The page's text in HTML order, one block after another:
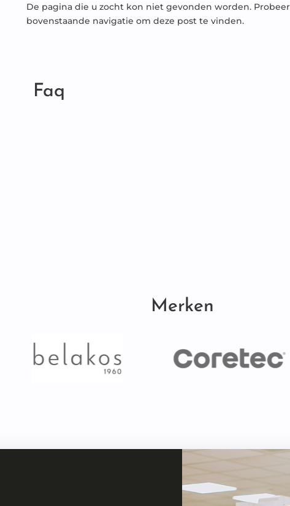
De pagina die u zocht kon niet gevonden worden.
bovenstaande navigatie om deze post te vinden.
Faq
Merken